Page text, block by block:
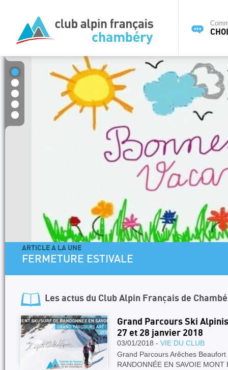
4 jours dans les Aiguilles
Les actus du Club Alpin Français de
Grand Parcours Ski
27 et 28 janvier 2018
03/01/2018 - VIE DU CLUB
Grand Parcours Arêches
RANDONNÉE EN SAVOIE